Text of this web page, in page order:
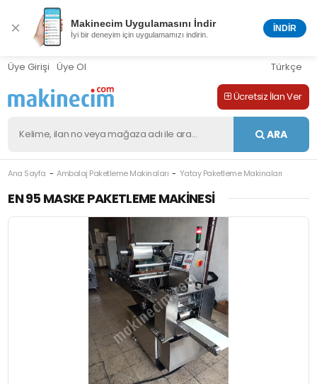
× Makinecim Uygulamasını İndir
İyi bir deneyim için uygulamamızı indirin.
İNDİR
Üye Girişi Üye Ol Türkçe
Ücretsiz İlan Ver
ARA
Ana Sayfa Ambalaj Paketleme Makinaları
Yatay Paketleme Makinaları
EN 95 MASKE PAKETLEME MAKINESI